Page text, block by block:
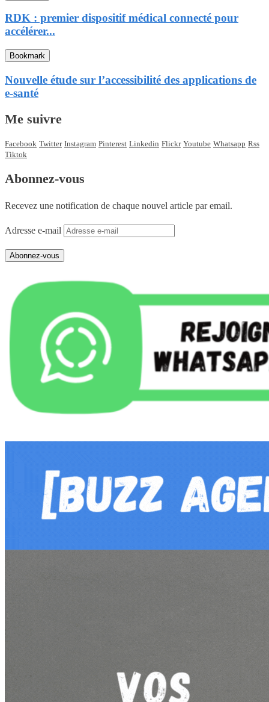
RDK : premier dispositif médical connecté pour
accélérer...
Bookmark
Nouvelle étude sur l’accessibilité des applications de
e-santé
Me suivre
Facebook Twitter Instagram Pinterest Linkedin Flickr Youtube Whatsapp Rss
Tiktok
Abonnez-vous
Recevez une notification de chaque nouvel article par email.
Adresse e-mail
Abonnez-vous